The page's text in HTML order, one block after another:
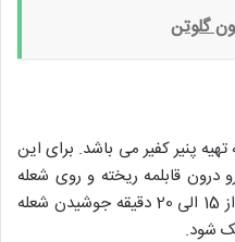
گلوتن
پنیر کفیر می باشد. برای این
درون قابلمه ریخته و روی شعله
کم گاز منتظر باشید تا بجوشد. پس از 15 الی 20 دقیقه جوشیدن شعله
شود.